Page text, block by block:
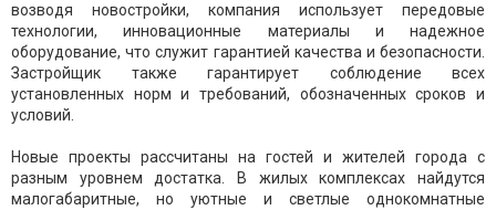
возводя новостройки, компания использует передовые
технологии, инновационные материалы и надежное
оборудование, что служит гарантией качества и безопасности.
Застройщик также гарантирует соблюдение всех
установленных норм и требований, обозначенных сроков и
условий.
Новые проекты рассчитаны на гостей и жителей города с
разным уровнем достатка. В жилых комплексах найдутся
малогабаритные, но уютные и светлые однокомнатные